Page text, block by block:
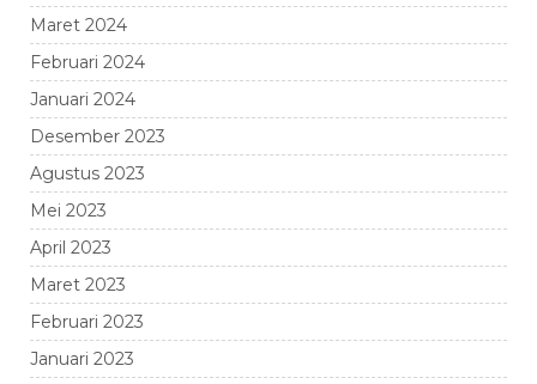
Maret 2024
Februari 2024
Januari 2024
Desember 2023
Agustus 2023
Mei 2023
April 2023
Maret 2023
Februari 2023
Januari 2023